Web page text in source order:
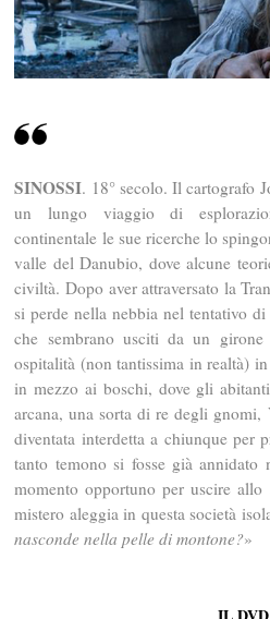
SINOSSI. 18° secolo. Il cartografo
un lungo viaggio di
continentale le sue ricerche lo
valle del Danubio, dove alcune
civiltà. Dopo aver attraversato la
si perde nella nebbia nel tentativo
che sembrano usciti da un
ospitalità (non tantissima in realtà)
in mezzo ai boschi, dove gli
arcana, una sorta di re degli
diventata interdetta a chiunque per
tanto temono si fosse già
momento opportuno per uscire
mistero aleggia in questa società
nasconde nella pelle di montone?»